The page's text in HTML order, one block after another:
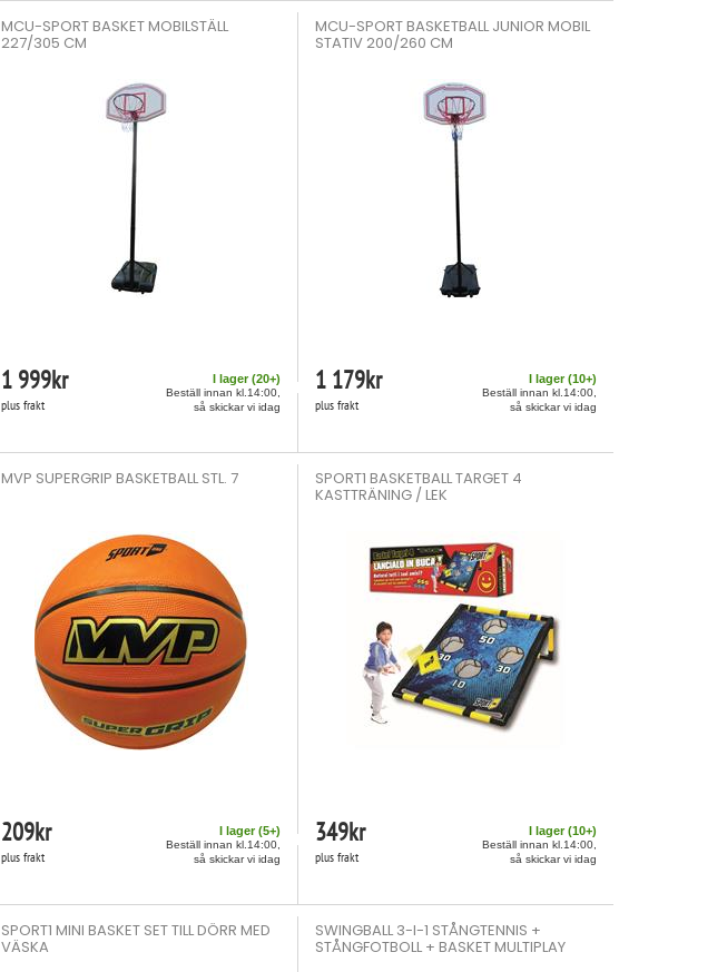
MCU-SPORT BASKET MOBILSTÄLL
227/305 CM
1 999kr
plus frakt
I lager (20+)
Beställ innan kl.14:00,
så skickar vi idag
MCU-SPORT BASKETBALL JUNIOR MOBIL
STATIV 200/260 CM
1 179kr
plus frakt
I lager (10+)
Beställ innan kl.14:00,
så skickar vi idag
MVP SUPERGRIP BASKETBALL STL. 7
209kr
plus frakt
I lager (5+)
Beställ innan kl.14:00,
så skickar vi idag
SPORT1 BASKETBALL TARGET 4
KASTTRÄNING / LEK
349kr
plus frakt
I lager (10+)
Beställ innan kl.14:00,
så skickar vi idag
SPORT1 MINI BASKET SET TILL DÖRR MED
VÄSKA
SWINGBALL 3-I-1 STÅNGTENNIS +
STÅNGFOTBOLL + BASKET MULTIPLAY